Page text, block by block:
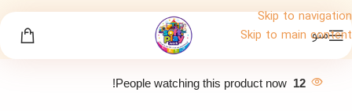
Skip to navigation
Skip to main content
منو
12
People watching this product now!